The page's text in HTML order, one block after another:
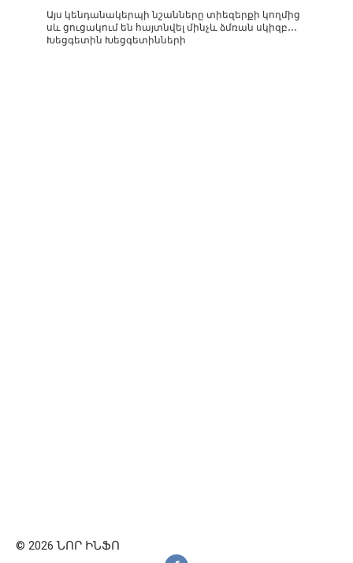
Այս կենդանակերպի նշանները տիեզերքի կողմից
սև ցուցակում են հայտնվել մինչև ձմռան սկիզբ․․․
Խեցգետին Խեցգետինների
© 2026 ՆՈՐ ԻՆՖՈ